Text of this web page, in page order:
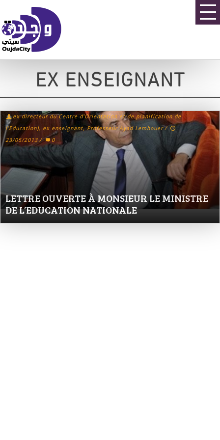
EX ENSEIGNANT
LETTRE OUVERTE À MONSIEUR LE MINISTRE
DE L’EDUCATION NATIONALE
ex directeur du Centre d’Orientation et de planification de
l’Education), ex enseignant, Professeur Ayad Lemhouer /
23/05/2013 / 0